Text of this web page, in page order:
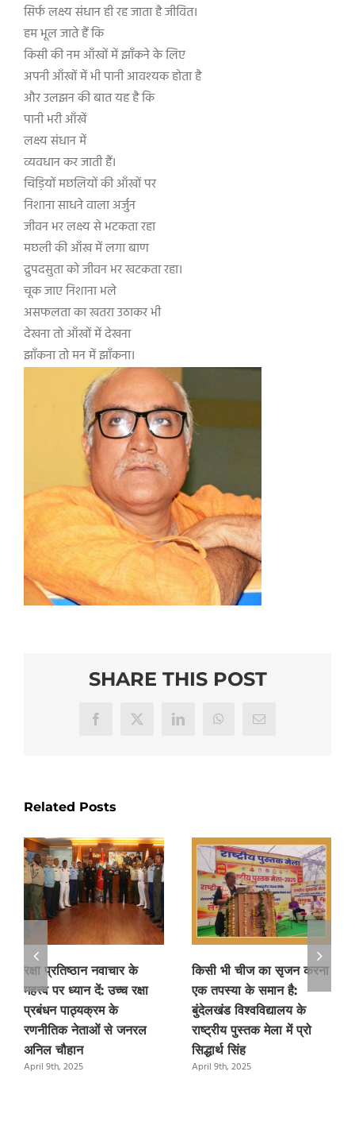
सिर्फ लक्ष्य संधान ही रह जाता है जीवित।
हम भूल जाते हैं कि
किसी की नम आँखों में झाँकने के लिए
अपनी आँखों में भी पानी आवश्यक होता है
और उलझन की बात यह है कि
पानी भरी आँखें
लक्ष्य संधान में
व्यवधान कर जाती हैं।
चिड़ियों मछलियों की आँखों पर
निशाना साधने वाला अर्जुन
जीवन भर लक्ष्य से भटकता रहा
मछली की आँख में लगा बाण
द्रुपदसुता को जीवन भर खटकता रहा।
चूक जाए निशाना भले
असफलता का खतरा उठाकर भी
देखना तो आँखों में देखना
झाँकना तो मन में झाँकना।
SHARE THIS POST
Facebook
X LinkedInWhatsAppEmail
Related Posts
रक्षा प्रतिष्ठान नवाचार के
महत्त्व पर ध्यान दें: उच्च रक्षा
प्रबंधन पाठ्यक्रम के
रणनीतिक नेताओं से जनरल
अनिल चौहान
April 9th, 2025
किसी भी चीज का सृजन करना
एक तपस्या के समान है:
बुंदेलखंड विश्वविद्यालय के
राष्ट्रीय पुस्तक मेला में प्रो
सिद्धार्थ सिंह
April 9th, 2025